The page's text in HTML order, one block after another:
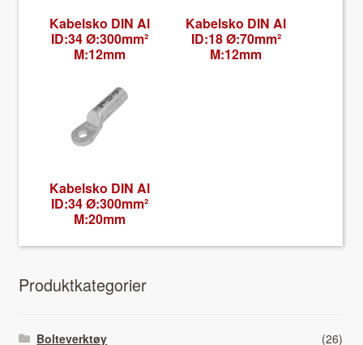
Kabel­sko DIN Al
ID:34 Ø:300mm²
M:12mm
Kabel­sko DIN Al
ID:18 Ø:70mm²
M:12mm
Kabel­sko DIN Al
ID:34 Ø:300mm²
M:20mm
Pro­duk­tkat­e­gori­er
Bolteverktøy (26)